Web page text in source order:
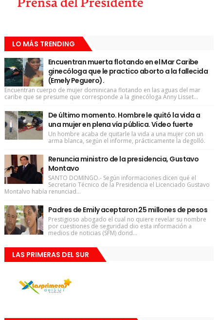
LO MÁS TRENDING
Encuentran muerta flotando en el Mar Caribe
ginecóloga que le practico aborto a la fallecida
(Emely Peguero).
Encuentran cuerpo de mujer dominicana flotando en las aguas del mar
caribe que se presume que corresponde a la ginecóloga Anny Lisset...
De último momento. Hombre le quitó la vida a
una mujer en plena vía pública. Video fuerte
Un hombre acaba de quitarle la vida a una mujer con un
arma blanca, según el informe, prácticamente la degolló.
Renuncia ministro de la presidencia, Gustavo
Montavo
SANTO DOMINGO.- Según informaciones dicen qué el
Secretario Técnico de la Presidencia el Licenciado Gustavo
Montalvo había renunciad...
Padres de Emily aceptaron 25 millones de pesos
Prestigioso abogado el cual no quiere revelar su nombre
por cuestiones de seguridad dio esta información a
medios de noticias (SFM) dond...
LAS PRIMERAS DEL SUR